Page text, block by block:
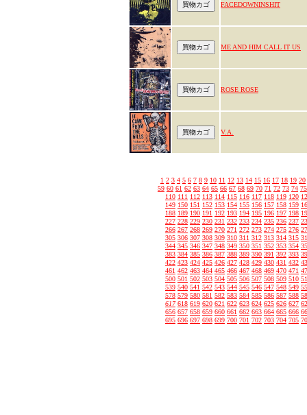
FACEDOWNINSHIT
ME AND HIM CALL IT US
ROSE ROSE
V.A.
1 2 3 4 5 6 7 8 9 10 11 12 13 14 15 16 17 18 19 20
59 60 61 62 63 64 65 66 67 68 69 70 71 72 73 74 75
110 111 112 113 114 115 116 117 118 119 120
149 150 151 152 153 154 155 156 157 158 159
188 189 190 191 192 193 194 195 196 197 198
227 228 229 230 231 232 233 234 235 236 237
266 267 268 269 270 271 272 273 274 275 276
305 306 307 308 309 310 311 312 313 314 315
344 345 346 347 348 349 350 351 352 353 354
383 384 385 386 387 388 389 390 391 392 393
422 423 424 425 426 427 428 429 430 431 432
461 462 463 464 465 466 467 468 469 470 471
500 501 502 503 504 505 506 507 508 509 510
539 540 541 542 543 544 545 546 547 548 549
578 579 580 581 582 583 584 585 586 587 588
617 618 619 620 621 622 623 624 625 626 627
656 657 658 659 660 661 662 663 664 665 666
695 696 697 698 699 700 701 702 703 704 705